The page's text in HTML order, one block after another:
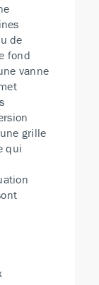
de
fond
vanne
grille
qui